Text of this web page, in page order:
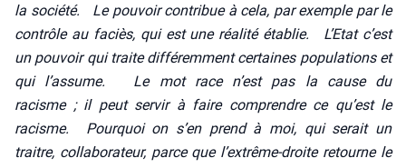
la socié­té. Le pou­voir contri­bue à cela, par exemple par le
contrôle au faciès, qui est une réa­li­té éta­blie. L’Etat c’est
un pou­voir qui traite dif­fé­rem­ment cer­taines popu­la­tions et
qui l’assume. Le mot race n’est pas la cause du
racisme ; il peut ser­vir à faire com­prendre ce qu’est le
racisme. Pour­quoi on s’en prend à moi, qui serait un
traitre, col­la­bo­ra­teur, parce que l’extrême-droite retourne le